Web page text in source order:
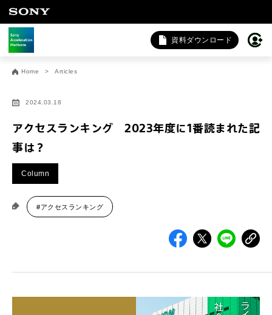
資料ダウンロード
Home Articles
2024.03.18
アクセスランキング 2023年度に1番読まれた記
事は？
Column
#アクセスランキング
お問い合わせ
法人向けサービスに関するご相談・お問い合わせは以下のボタ
法人お問い合わせ
FAQ&個人お問い合わせは以下のボタンからお願いします。
FAQ & 個人お問い合わせ